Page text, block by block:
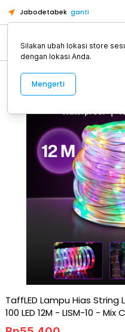
Jabodetabek ganti
Alat Kopi
TaffLED Lampu Hias
100 LED 12M - LISM-10 - Mix
Silakan ubah lokasi store
dengan lokasi Anda.
Mengerti